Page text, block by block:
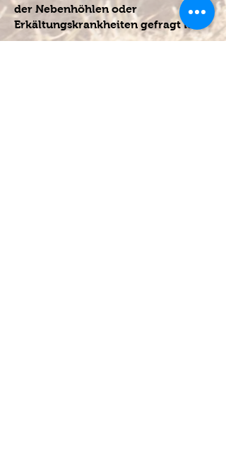
der Nebenhöhlen oder
Erkältungskrankheiten gefragt ist.